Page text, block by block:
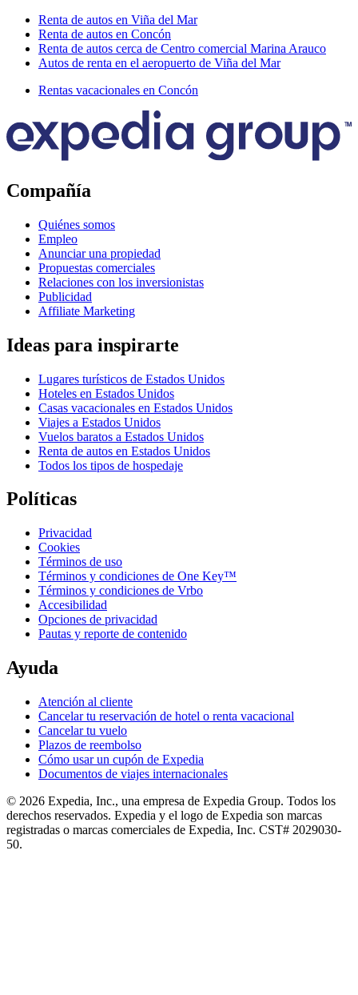
Renta de autos en Viña del Mar
Renta de autos en Concón
Renta de autos cerca de Centro comercial Marina Arauco
Autos de renta en el aeropuerto de Viña del Mar
Rentas vacacionales en Concón
Compañía
Quiénes somos
Empleo
Anunciar una propiedad
Propuestas comerciales
Relaciones con los inversionistas
Publicidad
Affiliate Marketing
Ideas para inspirarte
Lugares turísticos de Estados Unidos
Hoteles en Estados Unidos
Casas vacacionales en Estados Unidos
Viajes a Estados Unidos
Vuelos baratos a Estados Unidos
Renta de autos en Estados Unidos
Todos los tipos de hospedaje
Políticas
Privacidad
Cookies
Términos de uso
Términos y condiciones de One Key™
Términos y condiciones de Vrbo
Accesibilidad
Opciones de privacidad
Pautas y reporte de contenido
Ayuda
Atención al cliente
Cancelar tu reservación de hotel o renta vacacional
Cancelar tu vuelo
Plazos de reembolso
Cómo usar un cupón de Expedia
Documentos de viajes internacionales
© 2026 Expedia, Inc., una empresa de Expedia Group. Todos los
derechos reservados. Expedia y el logo de Expedia son marcas
registradas o marcas comerciales de Expedia, Inc. CST# 2029030-
50.